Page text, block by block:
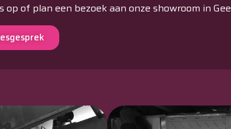
op of plan een bezoek aan onze showroom in